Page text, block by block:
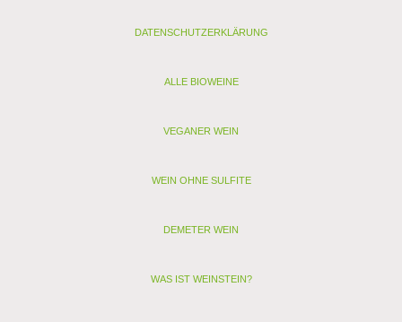
DATENSCHUTZERKLÄRUNG
ALLE BIOWEINE
VEGANER WEIN
WEIN OHNE SULFITE
DEMETER WEIN
WAS IST WEINSTEIN?